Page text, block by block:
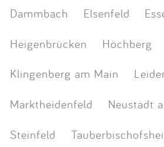
Dammbach
Elsenfeld
Heigenbrücken
Höchberg
Klingenberg am Main
Marktheidenfeld
Neustadt
Steinfeld